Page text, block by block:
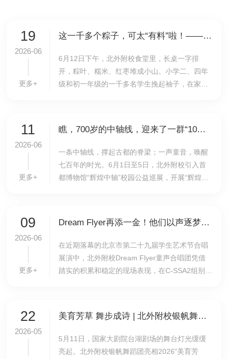
19
2026-06
更多+
这一千多个粽子，可太“有料”啦！——北外附校开展“浓情端午，巧手传韵”主题活动
6月12日下午，北外附校食堂里，长桌一字排
开，粽叶、糯米、红枣堆成小山。小学二、四年
级和初一年级的一千多名学生挽起袖子，在家长
11
2026-06
更多+
瞧，700岁的中轴线，迎来了一群“10后”代言人：北外附校“辉煌中轴”首都小小讲解员活动纪实
一条中轴线，撑起古都的脊梁；一声童音，唤醒
七百年的时光。6月1日至5日，北外附校引入首
都博物馆“辉煌中轴”校园公益巡展，开展“辉煌中
09
2026-06
更多+
Dream Flyer再添一金！他们以声逐梦，步履不停
在近期落幕的北京市第二十九届学生艺术节合唱
展演中，北外附校Dream Flyer童声合唱团凭借
踏实的积累和稳定的现场表现，在C-SSA2组别激
22
2026-05
美育芳草 舞步成诗 | 北外附校银帆舞蹈团国家大剧院专场，绽放成长的力量
5月11日，国家大剧院台湖剧场的舞台灯光缓缓
亮起。北外附校银帆舞蹈团亮相2026"美育芳